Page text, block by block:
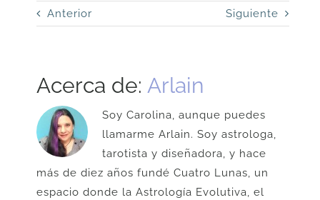
Anterior Siguiente
Acerca de:Arlain
Soy Carolina, aunque puedes
llamarme Arlain. Soy astrologa,
tarotista y diseñadora, y hace
más de diez años fundé Cuatro Lunas, un
espacio donde la Astrología Evolutiva, el